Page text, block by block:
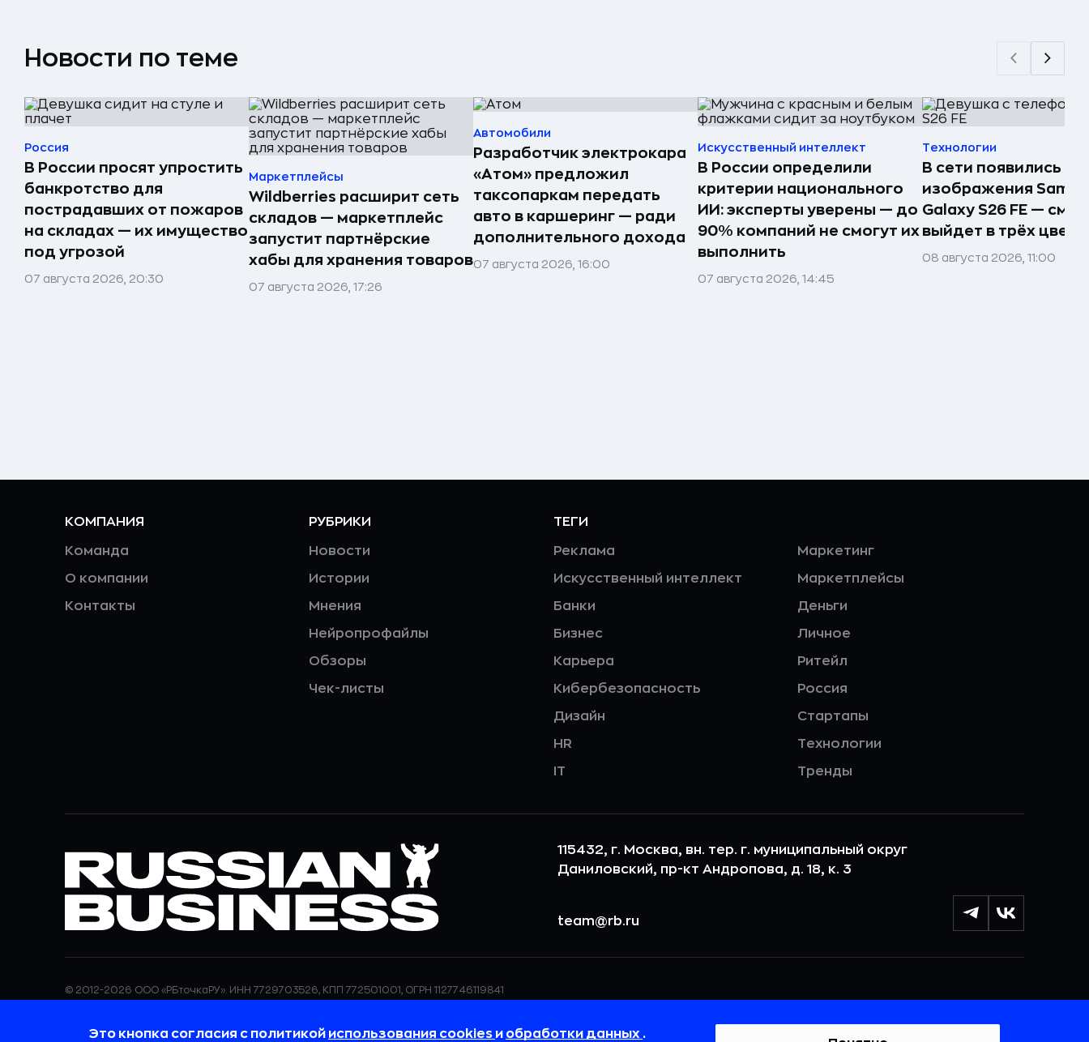
Новости по теме
Россия
В России просят упростить
банкротство для
пострадавших от пожаров
на складах — их имущество
под угрозой
07 августа 2026, 20:30
Маркетплейсы
Wildberries расширит сеть
складов — маркетплейс
запустит партнёрские
хабы для хранения товаров
07 августа 2026, 17:26
Автомобили
Разработчик электрокара
«Атом» предложил
таксопаркам передать
авто в каршеринг — ради
дополнительного дохода
07 августа 2026, 16:00
Искусственный интеллект
В России определили
критерии национального
ИИ: эксперты уверены — до
90% компаний не смогут их
выполнить
07 августа 2026, 14:45
Технологии
В сети появились
изображения
Galaxy S26 FE —
выйдет в трёх
08 августа 2026, 11:00
КОМПАНИЯ
Команда
О компании
Контакты
РУБРИКИ
Новости
Истории
Мнения
Нейропрофайлы
Обзоры
Чек-листы
ТЕГИ
Реклама
Искусственный интеллект
Банки
Бизнес
Карьера
Кибербезопасность
Дизайн
HR
IT
Маркетинг
Маркетплейсы
Деньги
Личное
Ритейл
Россия
Стартапы
Технологии
Тренды
115432, г. Москва, вн. тер. г. муниципальный округ
Даниловский, пр-кт Андропова, д. 18, к. 3
team@rb.ru
© 2012-2026 ООО «РБточкаРУ». ИНН 7729703526, КПП 772501001, ОГРН 1127746119841
требованиях к защите персональных данных отражены в Политике в отношении
повышения удобства пользования веб-сайтом. Если вы не хотите, чтобы ваши
пользовательские данные обрабатывались, пожалуйста, ограничьте их использование в
Это кнопка согласия с политикой использования cookies и обработки данных .